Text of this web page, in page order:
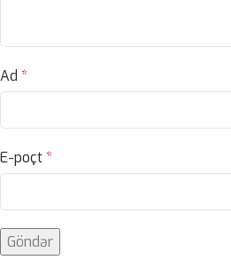
Ad *
E-poçt*